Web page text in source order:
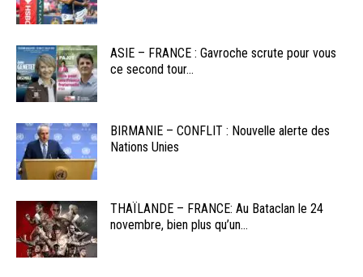
ASIE – FRANCE : Gavroche scrute pour vous
ce second tour...
BIRMANIE – CONFLIT : Nouvelle alerte des
Nations Unies
THAÏLANDE – FRANCE: Au Bataclan le 24
novembre, bien plus qu’un...